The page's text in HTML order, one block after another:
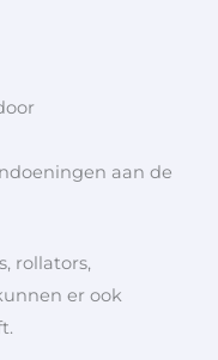
aan de
rollators,
er ook